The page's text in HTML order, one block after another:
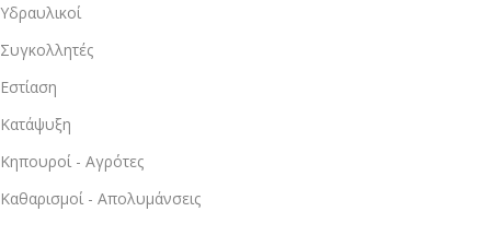
Υδραυλικοί
Συγκολλητές
Εστίαση
Κατάψυξη
Κηπουροί - Αγρότες
Καθαρισμοί - Απολυμάνσεις